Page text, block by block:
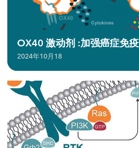
OX40 激动剂 :加强癌症免
2024年10月18